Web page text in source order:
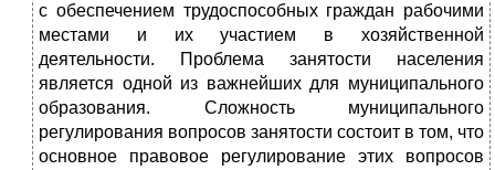
с обеспечением трудоспособных граждан рабочими
местами и их участием в хозяйственной
деятельности. Проблема занятости населения
является одной из важнейших для муниципального
образования. Сложность муниципального
регулирования вопросов занятости состоит в том, что
основное правовое регулирование этих вопросов